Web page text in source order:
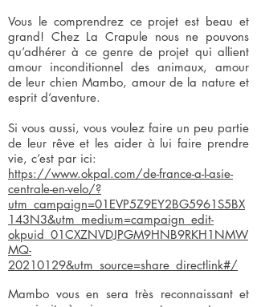
Vous le comprendrez ce projet est beau et
grand! Chez La Crapule nous ne pouvons
qu’adhérer à ce genre de projet qui allient
amour inconditionnel des animaux, amour
de leur chien Mambo, amour de la nature et
esprit d’aventure.
Si vous aussi, vous voulez faire un peu partie
de leur rêve et les aider à lui faire prendre
vie, c’est par ici:
https://www.okpal.com/de-france-a-l-asie-
centrale-en-velo/?
utm_campaign=01EVP5Z9EY2BG5961S5BX
143N3&utm_medium=campaign_edit-
okpuid_01CXZNVDJPGM9HNB9RKH1NMW
MQ-
20210129&utm_source=share_directlink#/
Mambo vous en sera très reconnaissant et